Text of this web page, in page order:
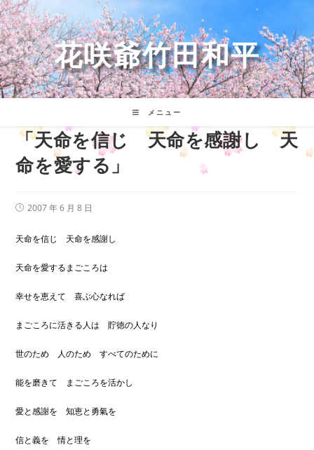
コ
ン
テ
ン
ツ
へ
ス
花咲爺竹田和平
メニュー
「天命を信じ 天命を感謝し 天
命を愛する」
投
開
2007 年 6 月 8 日
天命を信じ 天命を感謝し
天命を愛するまごころは
幸せを恵えて 喜ぶ心なれば
まごころに活きる人は 貯徳の人なり
世のため 人のため すべてのために
能を磨きて まごころを活かし
愛と感謝を 知恵と勇氣を
信と義を 情と理を